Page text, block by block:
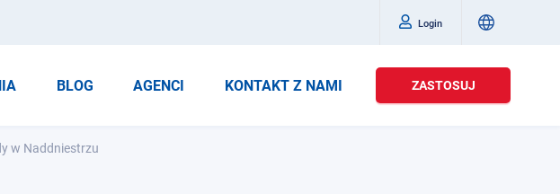
Login
BLOG AGENCI KONTAKT Z NAMI ZASTOSUJ
w Naddniestrzu